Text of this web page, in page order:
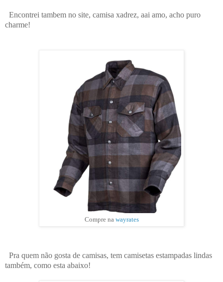
Encontrei tambem no site, camisa xadrez, aai amo, acho puro
charme!
Compre na wayrates
Pra quem não gosta de camisas, tem camisetas estampadas lindas
também, como esta abaixo!